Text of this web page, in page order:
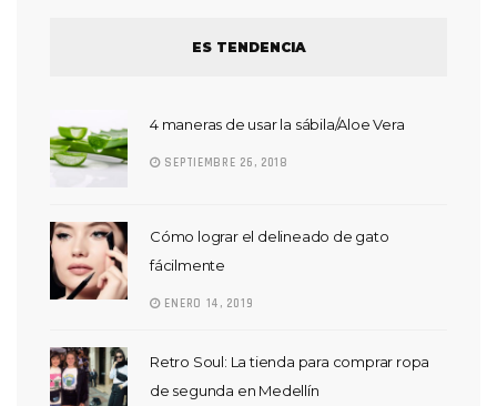
ES TENDENCIA
4 maneras de usar la sábila/Aloe Vera
SEPTIEMBRE 26, 2018
Cómo lograr el delineado de gato
fácilmente
ENERO 14, 2019
Retro Soul: La tienda para comprar ropa
de segunda en Medellín